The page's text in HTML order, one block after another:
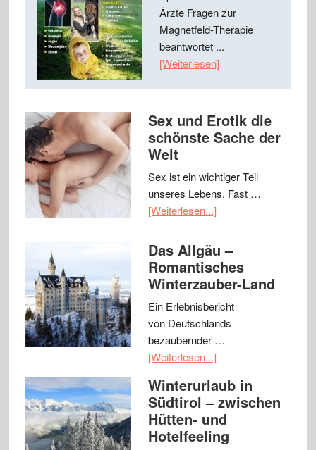
Ärzte Fragen zur
Magnetfeld-Therapie
beantwortet ...
[Weiterlesen]
Sex und Erotik die
schönste Sache der
Welt
Sex ist ein wichtiger Teil
unseres Lebens. Fast …
[Weiterlesen...]
Das Allgäu –
Romantisches
Winterzauber-Land
Ein Erlebnisbericht
von Deutschlands
bezaubernder …
[Weiterlesen...]
Winterurlaub in
Südtirol – zwischen
Hütten- und
Hotelfeeling